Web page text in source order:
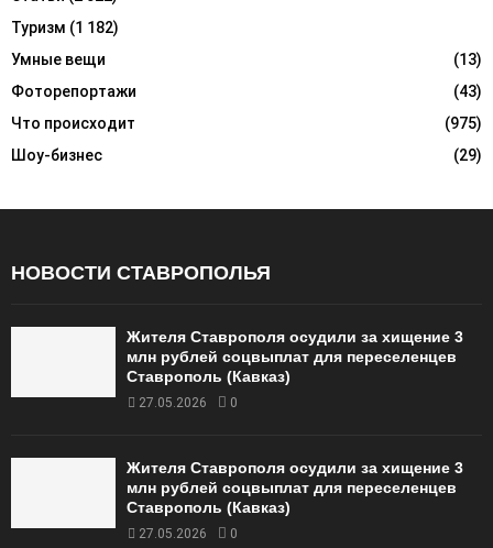
Туризм (1 182)
Умные вещи
(13)
Фоторепортажи
(43)
Что происходит
(975)
Шоу-бизнес
(29)
НОВОСТИ СТАВРОПОЛЬЯ
Жителя Ставрополя осудили за хищение 3
млн рублей соцвыплат для переселенцев
Ставрополь (Кавказ)
27.05.2026 0
Жителя Ставрополя осудили за хищение 3
млн рублей соцвыплат для переселенцев
Ставрополь (Кавказ)
27.05.2026 0